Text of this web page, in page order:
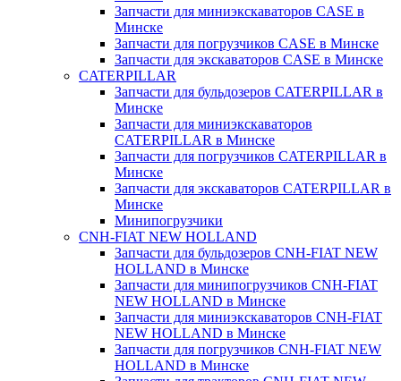
Запчасти для миниэкскаваторов CASE в
Минске
Запчасти для погрузчиков CASE в Минске
Запчасти для экскаваторов CASE в Минске
CATERPILLAR
Запчасти для бульдозеров CATERPILLAR в
Минске
Запчасти для миниэкскаваторов
CATERPILLAR в Минске
Запчасти для погрузчиков CATERPILLAR в
Минске
Запчасти для экскаваторов CATERPILLAR в
Минскe
Минипогрузчики
CNH-FIAT NEW HOLLAND
Запчасти для бульдозеров CNH-FIAT NEW
HOLLAND в Минске
Запчасти для минипогрузчиков CNH-FIAT
NEW HOLLAND в Минске
Запчасти для миниэкскаваторов CNH-FIAT
NEW HOLLAND в Минске
Запчасти для погрузчиков CNH-FIAT NEW
HOLLAND в Минске